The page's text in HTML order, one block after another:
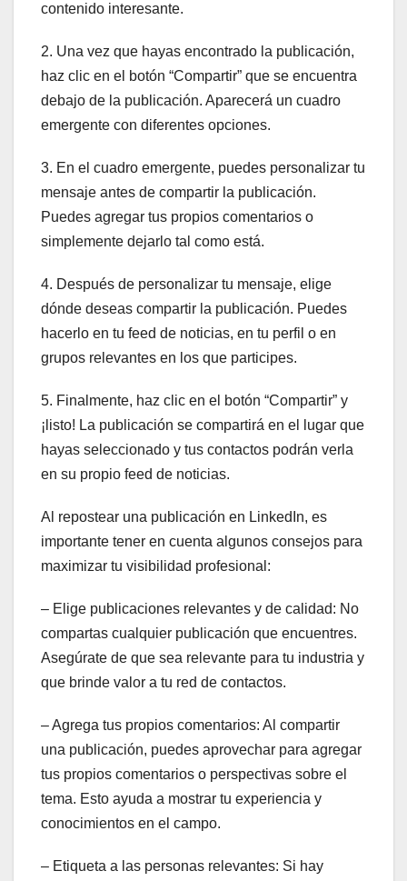
contenido interesante.
2. Una vez que hayas encontrado la publicación,
haz clic en el botón “Compartir” que se encuentra
debajo de la publicación. Aparecerá un cuadro
emergente con diferentes opciones.
3. En el cuadro emergente, puedes personalizar tu
mensaje antes de compartir la publicación.
Puedes agregar tus propios comentarios o
simplemente dejarlo tal como está.
4. Después de personalizar tu mensaje, elige
dónde deseas compartir la publicación. Puedes
hacerlo en tu feed de noticias, en tu perfil o en
grupos relevantes en los que participes.
5. Finalmente, haz clic en el botón “Compartir” y
¡listo! La publicación se compartirá en el lugar que
hayas seleccionado y tus contactos podrán verla
en su propio feed de noticias.
Al repostear una publicación en LinkedIn, es
importante tener en cuenta algunos consejos para
maximizar tu visibilidad profesional:
– Elige publicaciones relevantes y de calidad: No
compartas cualquier publicación que encuentres.
Asegúrate de que sea relevante para tu industria y
que brinde valor a tu red de contactos.
– Agrega tus propios comentarios: Al compartir
una publicación, puedes aprovechar para agregar
tus propios comentarios o perspectivas sobre el
tema. Esto ayuda a mostrar tu experiencia y
conocimientos en el campo.
– Etiqueta a las personas relevantes: Si hay